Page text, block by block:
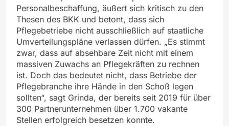
Personalbeschaffung, äußert sich kritisch zu den
Thesen des BKK und betont, dass sich
Pflegebetriebe nicht ausschließlich auf staatliche
Umverteilungspläne verlassen dürfen. „Es stimmt
zwar, dass auf absehbare Zeit nicht mit einem
massiven Zuwachs an Pflegekräften zu rechnen
ist. Doch das bedeutet nicht, dass Betriebe der
Pflegebranche ihre Hände in den Schoß legen
sollten“, sagt Grinda, der bereits seit 2019 für über
300 Partnerunternehmen über 1.700 vakante
Stellen erfolgreich besetzen konnte.